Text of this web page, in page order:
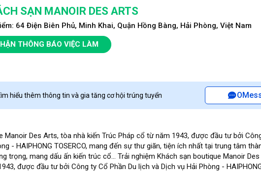
SẠN MANOIR DES ARTS
64 Điện Biên Phủ, Minh Khai, Quận Hồng Bàng, Hải Phòng, Việt Nam
THÔNG BÁO VIỆC LÀM
hiểu thêm thông tin và gia tăng cơ hội trúng tuyển
Manoir Des Arts, tòa nhà kiến Trúc Pháp cổ từ năm 1943, được đầu tư bởi
- HAIPHONG TOSERCO, mang đến sự thư giãn, tiện ích nhất tại trung tâm
trọng, mang dấu ấn kiến trúc cổ... Trải nghiệm Khách sạn boutique Manoir
được đầu tư bởi Công ty Cổ Phần Du lịch và Dịch vụ Hải Phòng -